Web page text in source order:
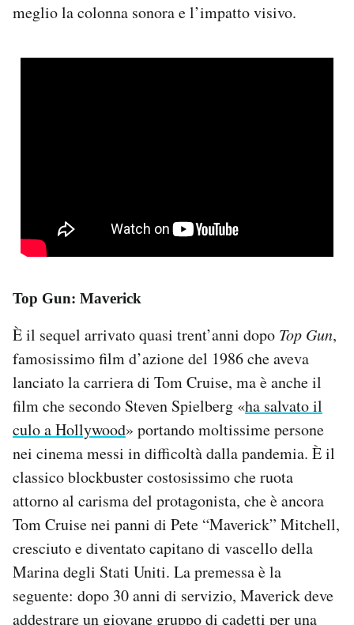
meglio la colonna sonora e l’impatto visivo.
Top Gun: Maverick
È il sequel arrivato quasi trent’anni dopo Top Gun,
famosissimo film d’azione del 1986 che aveva
lanciato la carriera di Tom Cruise, ma è anche il
film che secondo Steven Spielberg «ha salvato il
culo a Hollywood» portando moltissime persone
nei cinema messi in difficoltà dalla pandemia. È il
classico blockbuster costosissimo che ruota
attorno al carisma del protagonista, che è ancora
Tom Cruise nei panni di Pete “Maverick” Mitchell,
cresciuto e diventato capitano di vascello della
Marina degli Stati Uniti. La premessa è la
seguente: dopo 30 anni di servizio, Maverick deve
addestrare un giovane gruppo di cadetti per una